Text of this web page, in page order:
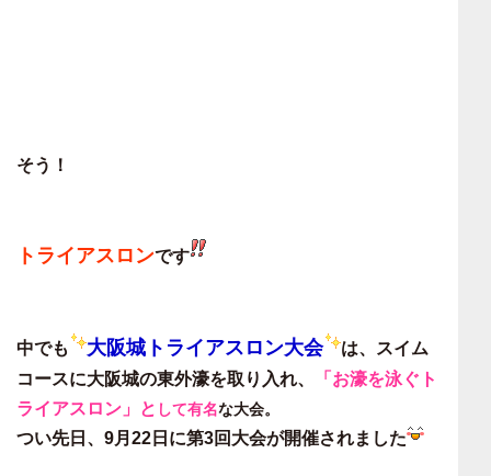
そう！
トライアスロンです
中でも 大阪城トライアスロン大会
は、スイム
コースに大阪城の東外濠を取り入れ、
「お濠を泳ぐト
ライアスロン」と して有名な大会。
つい先日、9月22日に第3回大会が開催されました